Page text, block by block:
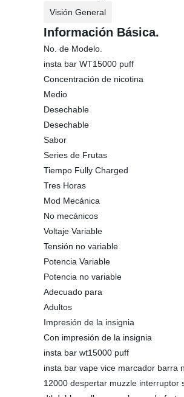
Visión General
Información Básica.
No. de Modelo.
insta bar WT15000 puff
Concentración de nicotina
Medio
Desechable
Desechable
Sabor
Series de Frutas
Tiempo Fully Charged
Tres Horas
Mod Mecánica
No mecánicos
Voltaje Variable
Tensión no variable
Potencia Variable
Potencia no variable
Adecuado para
Adultos
Impresión de la insignia
Con impresión de la insignia
insta bar wt15000 puff
insta bar vape vice marcador barra
12000 despertar muzzle interruptor